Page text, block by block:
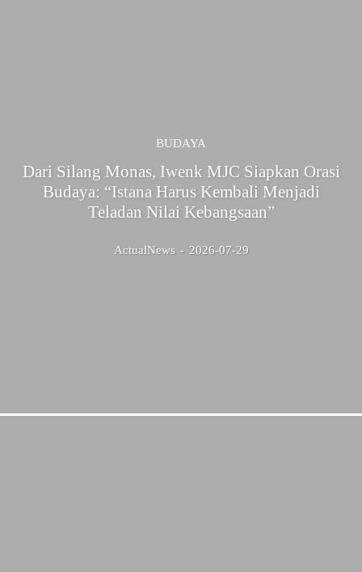
BUDAYA
Dari Silang Monas, Iwenk MJC Siapkan Orasi
Budaya: “Istana Harus Kembali Menjadi
Teladan Nilai Kebangsaan”
ActualNews - 2026-07-29